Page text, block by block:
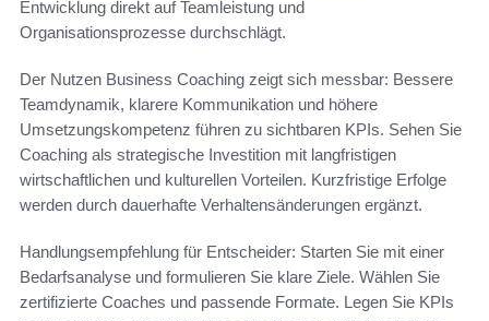
Entwicklung direkt auf Teamleistung und
Organisationsprozesse durchschlägt.
Der Nutzen Business Coaching zeigt sich messbar: Bessere
Teamdynamik, klarere Kommunikation und höhere
Umsetzungskompetenz führen zu sichtbaren KPIs. Sehen Sie
Coaching als strategische Investition mit langfristigen
wirtschaftlichen und kulturellen Vorteilen. Kurzfristige Erfolge
werden durch dauerhafte Verhaltensänderungen ergänzt.
Handlungsempfehlung für Entscheider: Starten Sie mit einer
Bedarfsanalyse und formulieren Sie klare Ziele. Wählen Sie
zertifizierte Coaches und passende Formate. Legen Sie KPIs